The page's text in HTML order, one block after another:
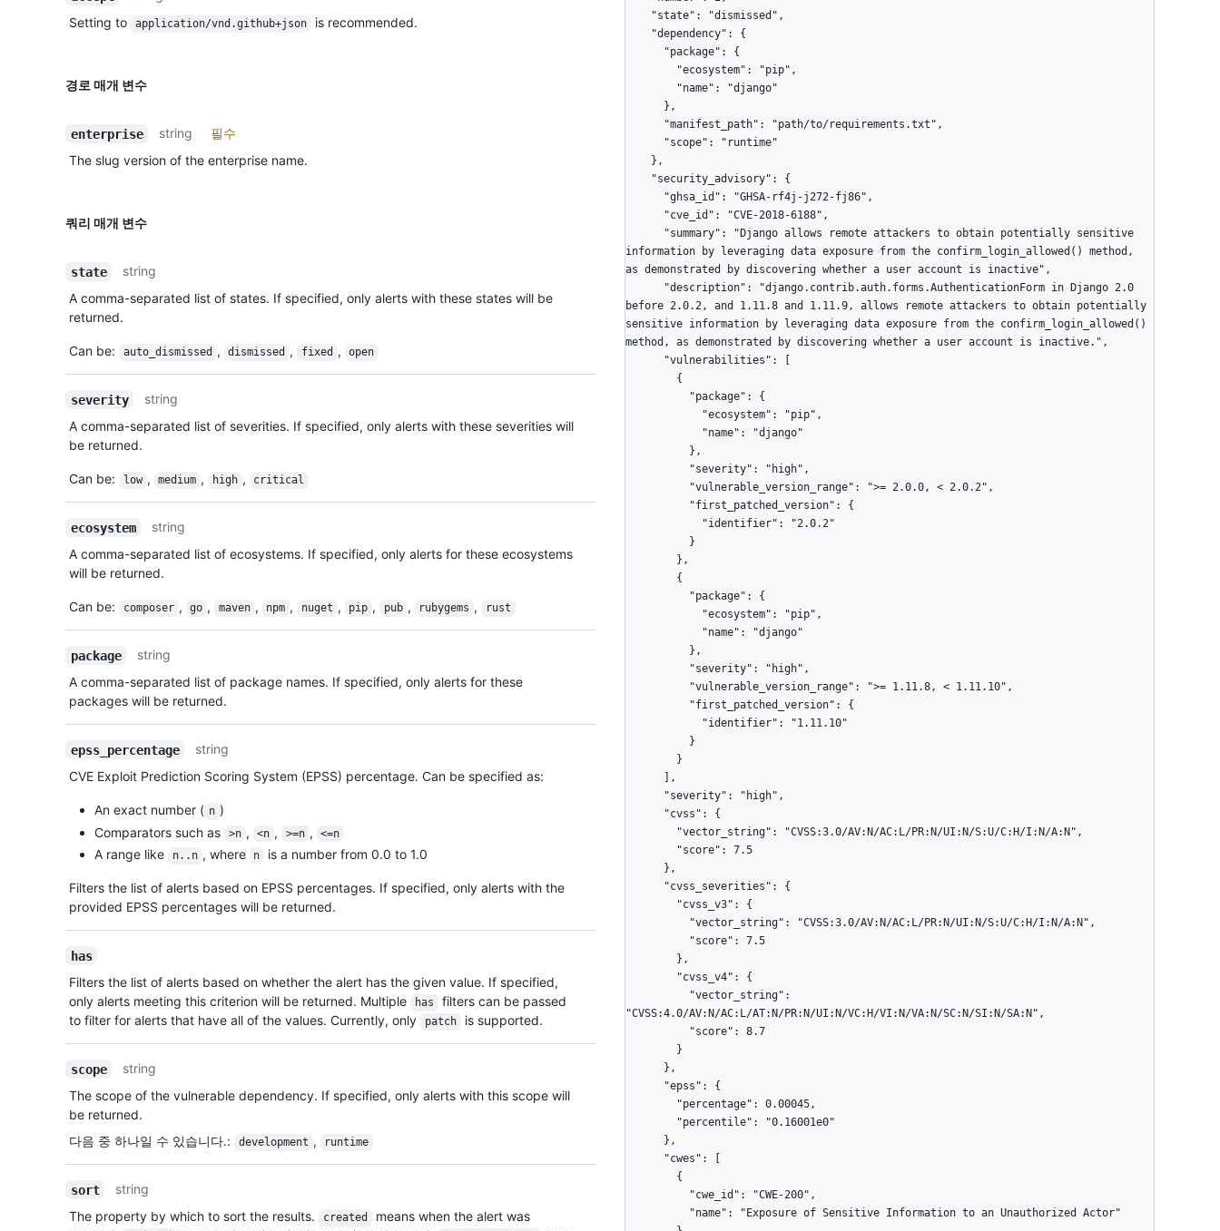
Setting to
application/vnd.github+json is recommended.
경로 매개 변수
enterprise string
필수
The slug version of the enterprise name.
쿼리 매개 변수
state
string
A comma-separated list of states. If specified, only alerts with these states will be
returned.
Can be: auto_dismissed , dismissed , fixed , open
severity
string
A comma-separated list of severities. If specified, only alerts with these severities will
be returned.
Can be: low , medium , high , critical
ecosystem
string
A comma-separated list of ecosystems. If specified, only alerts for these ecosystems
will be returned.
Can be: composer , go , maven , npm , nuget , pip , pub , rubygems , rust
package
string
A comma-separated list of package names. If specified, only alerts for these
packages will be returned.
epss_percentage
string
CVE Exploit Prediction Scoring System (EPSS) percentage. Can be specified as:
An exact number ( n )
Comparators such as
>n , <n , >=n , <=n
A range like n..n , where n is a number from 0.0 to 1.0
Filters the list of alerts based on EPSS percentages. If specified, only alerts with the
provided EPSS percentages will be returned.
has
Filters the list of alerts based on whether the alert has the given value. If specified,
only alerts meeting this criterion will be returned. Multiple
has
filters can be passed
to filter for alerts that have all of the values. Currently, only
patch is supported.
scope
string
The scope of the vulnerable dependency. If specified, only alerts with this scope will
be returned.
다음 중 하나일 수 있습니다.: development , runtime
sort
string
The property by which to sort the results.
created
means when the alert was